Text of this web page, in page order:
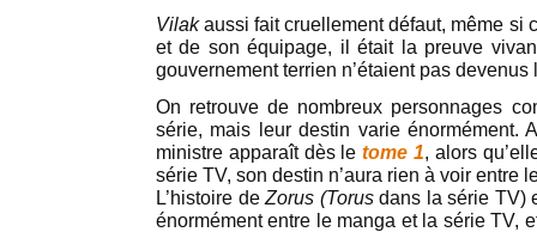
Vilakaussi fait cruellement défaut, même si
et de son équipage, il était la preuve
gouvernement terrien n’étaient pas devenus
On retrouve de nombreux personnages
série, mais leur destin varie énormément.
ministre apparaît dès letome 1, alors
série TV, son destin n’aura rien à voir entre
L’histoire deZorus (Torusdans la série TV)
énormément entre le manga et la série TV,